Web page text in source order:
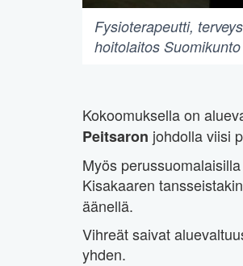
Fysioterapeutti,
hoitolaitos
Kokoomuksella on
Peitsaron johdolla viisi
Myös
Kisakaaren
äänellä.
Vihreät saivat
yhden.